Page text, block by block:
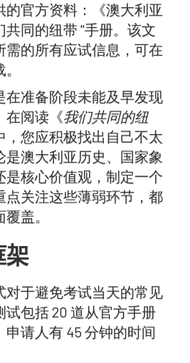
的官方资料：《澳大利亚
同的纽带 "手册。该文
需的所有应试信息，可在
在准备阶段未能及早发现
在阅读《我们共同的纽
，您应积极找出自己不太
澳大利亚历史、国家象
是核心价值观，制定一个
点关注这些薄弱环节，都
盖。
架
对于避免考试当天的常见
包括 20 道从官方手册
请人有 45 分钟的时间